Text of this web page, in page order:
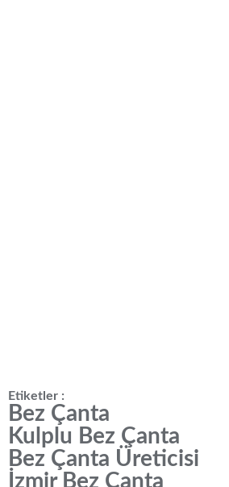
Etiketler :
Bez Çanta
Kulplu Bez Çanta
Bez Çanta Üreticisi
İzmir Bez Çanta